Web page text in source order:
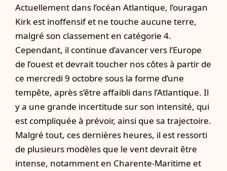
Actuellement dans l’océan Atlantique, l’ouragan
Kirk est inoffensif et ne touche aucune terre,
malgré son classement en catégorie 4.
Cependant, il continue d’avancer vers l’Europe
de l’ouest et devrait toucher nos côtes à partir de
ce mercredi 9 octobre sous la forme d’une
tempête, après s’être affaibli dans l’Atlantique. Il
y a une grande incertitude sur son intensité, qui
est compliquée à prévoir, ainsi que sa trajectoire.
Malgré tout, ces dernières heures, il est ressorti
de plusieurs modèles que le vent devrait être
intense, notamment en Charente-Maritime et